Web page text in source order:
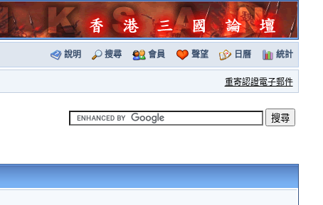
說明 搜尋 會員 聲望 日曆 統計
重寄認證電子郵件